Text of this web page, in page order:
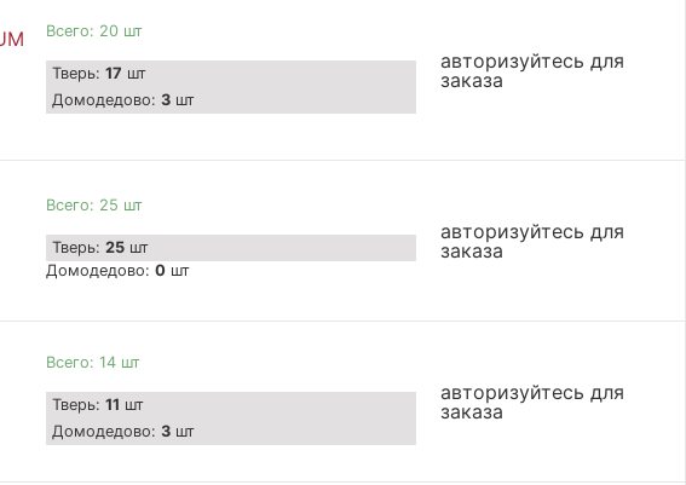
Всего: 20 шт
Тверь: 17 шт
Домодедово: 3шт
авторизуйтесь для
заказа
Всего: 25 шт
Тверь: 25шт
Домодедово: 0шт
авторизуйтесь для
заказа
Всего: 14 шт
Тверь: 11 шт
Домодедово: 3шт
авторизуйтесь для
заказа